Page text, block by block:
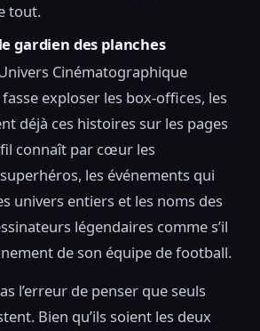
tout.
gardien des planches
Cinématographique
exploser les box-offices, les
déjà ces histoires sur les pages
connaît par cœur les
les événements qui
univers entiers et les noms des
légendaires comme s’il
de son équipe de football.
l’erreur de penser que seuls
Bien qu’ils soient les deux